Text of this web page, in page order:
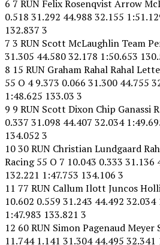
6 7 RUN Felix Rosenqvist Arrow
0.518 31.292 44.988 32.155
132.837 3
7 3 RUN Scott McLaughlin Team
31.305 44.580 32.178 1:50.653
8 15 RUN Graham Rahal Rahal
55 O 4 9.373 0.066 31.300 44.755
1:48.625 133.03 3
9 9 RUN Scott Dixon Chip Ganassi
0.337 31.098 44.407 32.034
134.052 3
10 30 RUN Christian Lundgaard
Racing 55 O 7 10.043 0.333 31.136
132.221 1:47.753 134.106 3
11 77 RUN Callum Ilott Juncos
10.602 0.559 31.243 44.492 32.034
1:47.983 133.821 3
12 60 RUN Simon Pagenaud Meyer
11.744 1.141 31.304 44.495